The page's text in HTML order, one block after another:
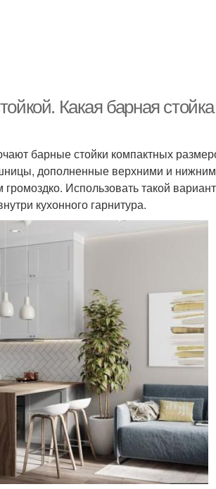
Какая барная
барные стойки компактных
дополненные верхними и
Использовать такой
кухонного гарнитура.